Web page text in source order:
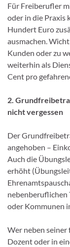
Für Freiberufler
oder in die Praxis
Hundert Euro
ausmachen.
Kunden oder zu
weiterhin als
Cent pro
2.
nicht vergessen
Der
angehoben –
Auch die
erhöht
nebenberuflichen
oder Kommunen
Wer neben
Dozent oder in